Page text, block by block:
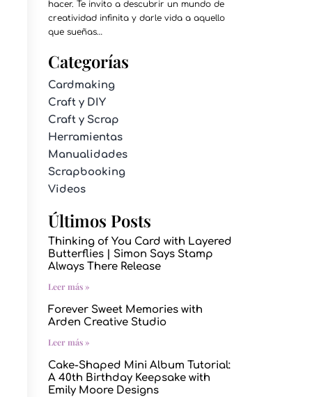
hacer. Te invito a descubrir un mundo de
creatividad infinita y darle vida a aquello
que sueñas…
Categorías
Cardmaking
Craft y DIY
Craft y Scrap
Herramientas
Manualidades
Scrapbooking
Videos
Últimos Posts
Thinking of You Card with Layered
Butterflies | Simon Says Stamp
Always There Release
Leer más »
Forever Sweet Memories with
Arden Creative Studio
Leer más »
Cake-Shaped Mini Album Tutorial:
A 40th Birthday Keepsake with
Emily Moore Designs